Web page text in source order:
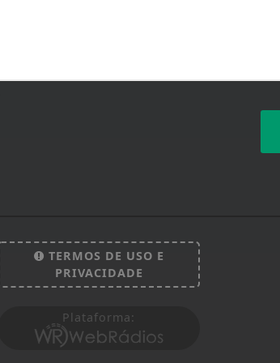
TERMOS DE USO E
PRIVACIDADE
Plataforma: